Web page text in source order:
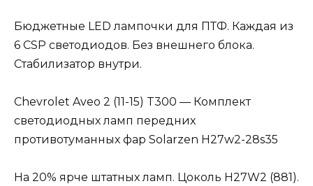
Бюджетные LED лампочки для ПТФ. Каждая из
6 CSP светодиодов. Без внешнего блока.
Стабилизатор внутри.
Chevrolet Aveo 2 (11-15) T300 — Комплект
светодиодных ламп передних
противотуманных фар Solarzen H27w2-28s35
На 20% ярче штатных ламп. Цоколь H27W2 (881).